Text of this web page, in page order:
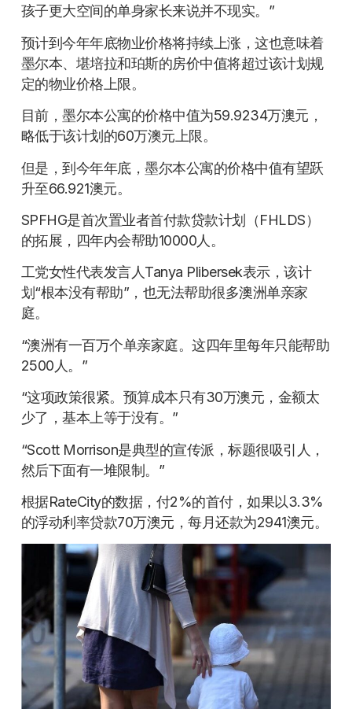
孩子更大空间的单身家长来说并不现实。”
预计到今年年底物业价格将持续上涨，这也意味着
墨尔本、堪培拉和珀斯的房价中值将超过该计划规
定的物业价格上限。
目前，墨尔本公寓的价格中值为59.9234万澳元，
略低于该计划的60万澳元上限。
但是，到今年年底，墨尔本公寓的价格中值有望跃
升至66.921澳元。
SPFHG是首次置业者首付款贷款计划（FHLDS）
的拓展，四年内会帮助10000人。
工党女性代表发言人Tanya Plibersek表示，该计
划“根本没有帮助”，也无法帮助很多澳洲单亲家
庭。
“澳洲有一百万个单亲家庭。这四年里每年只能帮助
2500人。”
“这项政策很紧。预算成本只有30万澳元，金额太
少了，基本上等于没有。”
“Scott Morrison是典型的宣传派，标题很吸引人，
然后下面有一堆限制。”
根据RateCity的数据，付2%的首付，如果以3.3%
的浮动利率贷款70万澳元，每月还款为2941澳元。